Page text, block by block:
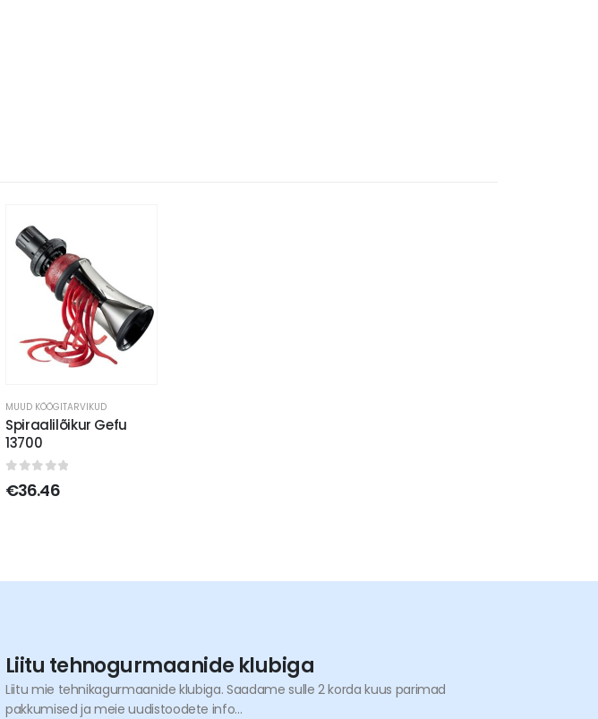
MUUD KÖÖGITARVIKUD
Spiraalilõikur Gefu
13700
out of 5
€36.46
Liitu tehnogurmaanide klubiga
Liitu mie tehnikagurmaanide klubiga. Saadame sulle 2 korda kuus parimad
pakkumised ja meie uudistoodete info...